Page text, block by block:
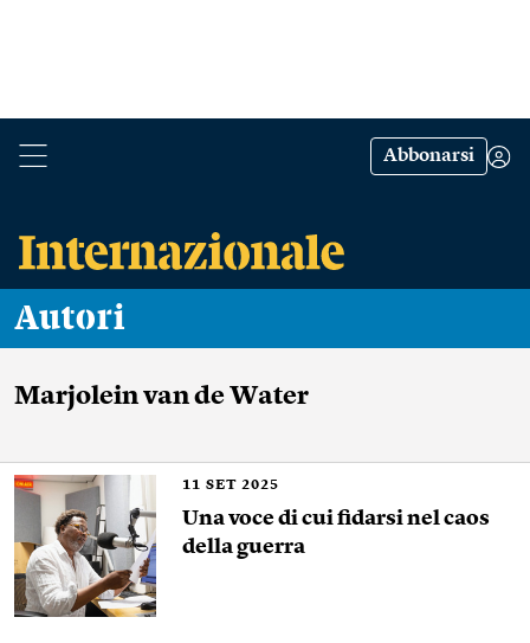
Abbonarsi
Autori
Marjolein van de Water
11 SET 2025
Una voce di cui fidarsi nel caos
della guerra